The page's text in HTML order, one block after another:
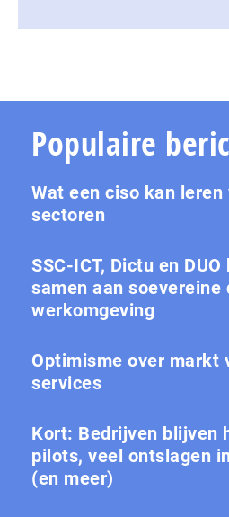
Populaire
Wat een ciso kan leren
sectoren
SSC-ICT, Dictu en DUO
samen aan soevereine
werkomgeving
Optimisme over markt
services
Kort: Bedrijven blijven
pilots, veel ontslagen
(en meer)